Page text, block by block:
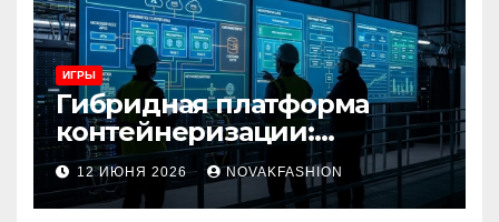
ИГРЫ
Гибридная платформа
контейнеризации:
архитектура, особенности
и сценарии использования
12 ИЮНЯ 2026 NOVAKFASHION